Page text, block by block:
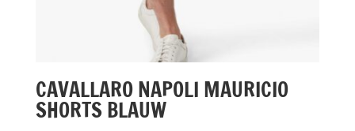
CAVALLARO NAPOLI MAURICIO
SHORTS BLAUW